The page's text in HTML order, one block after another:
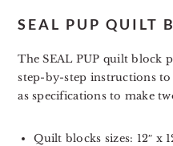
SEAL PUP QUILT
The SEAL PUP quilt block
step-by-step instructions
as specifications to make
Quilt blocks sizes: 12″ x